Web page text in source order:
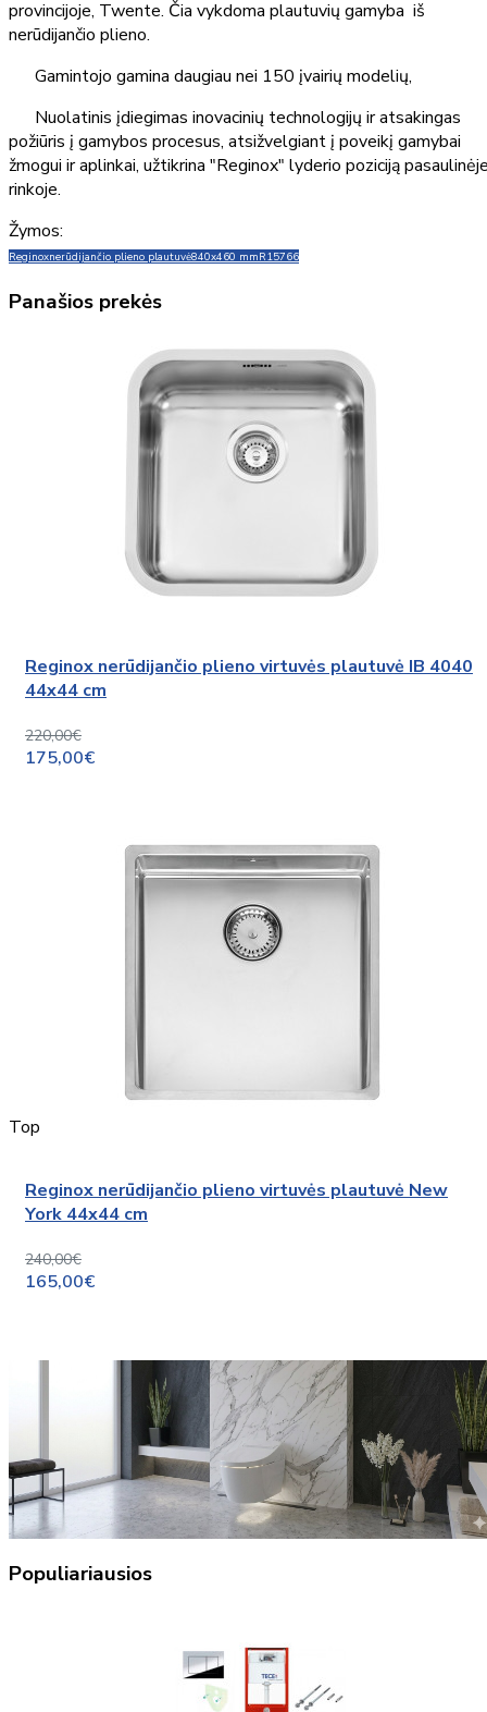
provincijoje, Twente. Čia vykdoma plautuvių gamyba iš
nerūdijančio plieno.
Gamintojo gamina daugiau nei 150 įvairių modelių,
Nuolatinis įdiegimas inovacinių technologijų ir atsakingas
požiūris į gamybos procesus, atsižvelgiant į poveikį gamybai
žmogui ir aplinkai, užtikrina "Reginox" lyderio poziciją
rinkoje.
Žymos:
Reginoxnerūdijančio plieno plautuvė840x460 mmR15766
Panašios prekės
Reginox nerūdijančio plieno virtuvės plautuvė IB 4040
44x44 cm
220,00€
175,00€
Top
Reginox nerūdijančio plieno virtuvės plautuvė New
York 44x44 cm
240,00€
165,00€
Populiariausios